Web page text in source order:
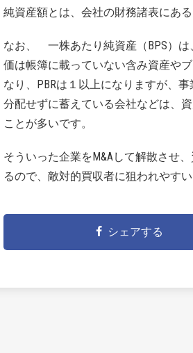
純資産額とは、会社の財務諸表にあ
なお、 一株あたり純資産（BPS）
価は帳簿に載っていない含み資産や
なり、PBRは１以上になりますが、
分配せずに蓄えている会社などは、
ことが多いです。
そういった企業をM&Aして解散させ
るので、敵対的買収者に狙われやすい
シェアする